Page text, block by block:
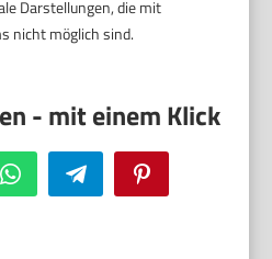
Darstellungen, die mit
nicht möglich sind.
WhatsApp Telegram